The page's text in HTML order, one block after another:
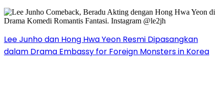
Lee Junho dan Hong Hwa Yeon Resmi Dipasangkan
dalam Drama Embassy for Foreign Monsters in Korea